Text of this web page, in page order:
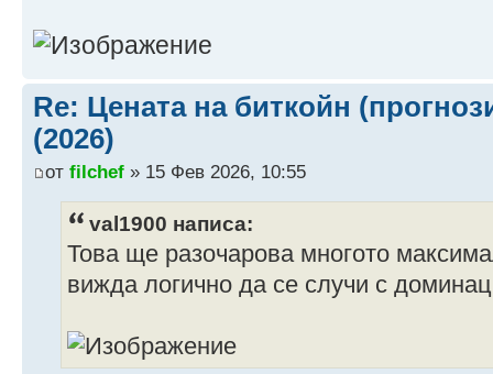
2.3 years -5.6 %
2.5 years -5.9 %
2030
2.6 years -5.3 %
2031
2.7 years -5.0 %
2032
2.8 years -4.5 %
2033
2.9 years -4.9 %
2034
Re: Цената на биткойн
(2026)
от filchef » 15 Фев 2026, 10:55
val1900 написа:
Това ще разочарова многото
вижда логично да се случи с